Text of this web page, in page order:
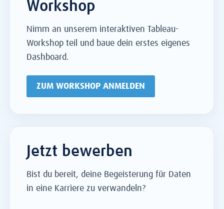
Workshop
Nimm an unserem interaktiven Tableau-
Workshop teil und baue dein erstes eigenes
Dashboard.
ZUM WORKSHOP ANMELDEN
Jetzt bewerben
Bist du bereit, deine Begeisterung für Daten
in eine Karriere zu verwandeln?